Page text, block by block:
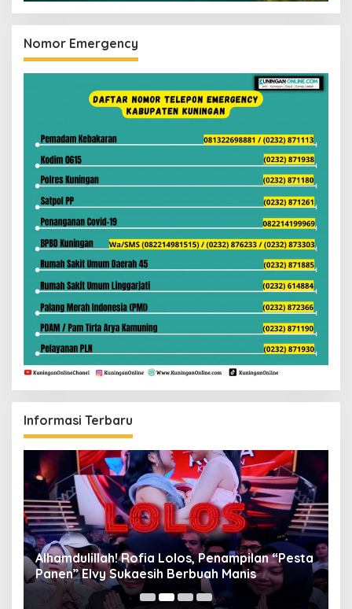
Nomor Emergency
Informasi Terbaru
Alhamdulillah! Rofia Lolos, Penampilan “Pesta
Panen” Elvy Sukaesih Berbuah Manis